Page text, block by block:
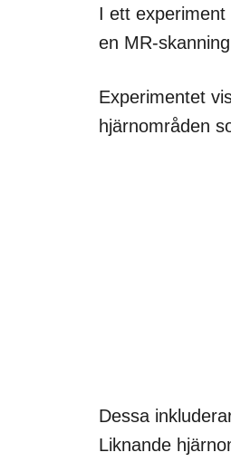
I ett
en MR-
Experimentet
hjärnområden
Dessa
Liknande